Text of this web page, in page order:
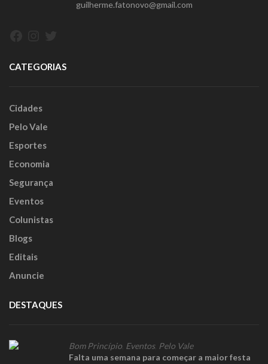
guilherme.fatonovo@gmail.com
CATEGORIAS
Cidades
Pelo Vale
Esportes
Economia
Segurança
Eventos
Colunistas
Blogs
Editais
Anuncie
DESTAQUES
Bom Princípio Eventos, Pelo Vale
Falta uma semana para começar a maior festa